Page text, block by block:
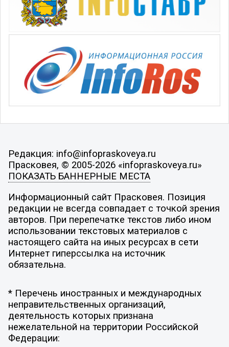
Редакция: info@infopraskoveya.ru
Прасковея, © 2005-2026 «infopraskoveya.ru»
ПОКАЗАТЬ БАННЕРНЫЕ МЕСТА
Информационный сайт Прасковея. Позиция
редакции не всегда совпадает с точкой зрения
авторов. При перепечатке текстов либо ином
использовании текстовых материалов с
настоящего сайта на иных ресурсах в сети
Интернет гиперссылка на источник
обязательна.
* Перечень иностранных и международных
неправительственных организаций,
деятельность которых признана
нежелательной на территории Российской
Федерации: